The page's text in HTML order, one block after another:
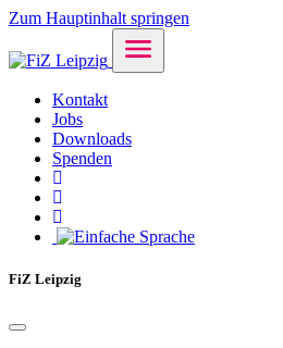
Zum Hauptinhalt springen
Kontakt
Jobs
Downloads
Spenden
FiZ Leipzig